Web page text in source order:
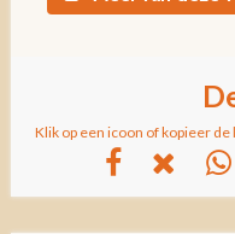
Klik op een icoon of kopieer